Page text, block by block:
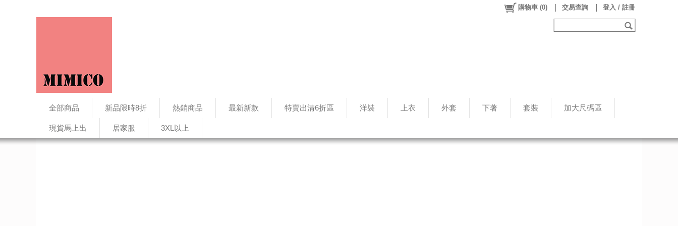
全部商品 新品限時8折 熱銷商品 最新新款 特賣出清6折區 洋裝 上衣 外套 下著 套裝 加大尺碼區
現貨馬上出 居家服 3XL以上
購物車 (0) 交易查詢 登入 / 註冊